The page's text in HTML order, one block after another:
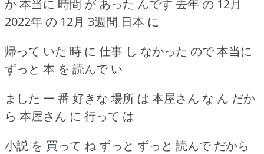
か 本当に 時間 が あった んです 去年 の 12月
2022年 の 12月 3週間 日本 に
帰って いた 時 に 仕事 し なかった ので 本当に
ずっと 本 を 読んで い
ました 一 番 好きな 場所 は 本屋さん な ん だか
ら 本屋さん に 行って は
小説 を 買って ね ずっと ずっと 読んで だから